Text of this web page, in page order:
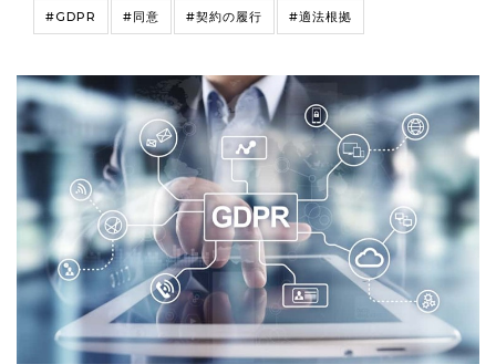
#GDPR #同意 #契約の履行 #適法根拠